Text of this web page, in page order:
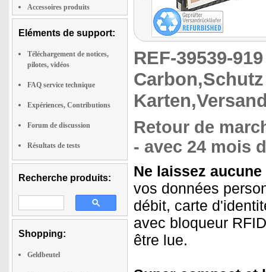
Accessoires produits
Eléments de support:
Téléchargement de notices,
pilotes, vidéos
FAQ service technique
Expériences, Contributions
Forum de discussion
Résultats de tests
Recherche produits:
Shopping:
Geldbeutel
REF-39539-
Retour de
- avec 24 mois
Ne laissez
vos données
débit, carte
avec bloqueur
être lue.